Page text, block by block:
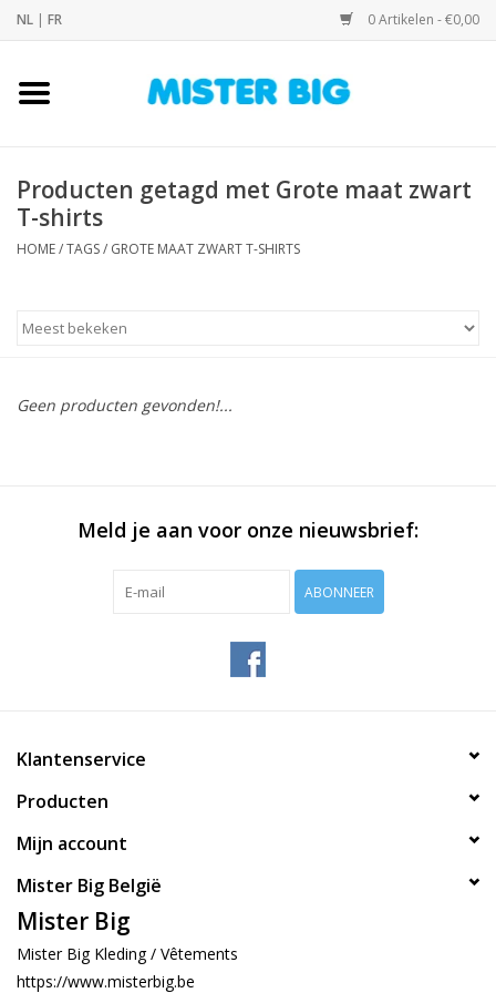
NL | FR 0 Artikelen - €0,00
Home
Onze Winkel
Merken
Producten getagd met Grote maat zwart
T-shirts
HOME/TAGS/ GROTE MAAT ZWART T-SHIRTS
Geen producten gevonden!...
Meld je aan voor onze nieuwsbrief:
ABONNEER
Klantenservice
Producten
Mijn account
Mister Big België
Mister Big
Mister Big Kleding / Vêtements
https://www.misterbig.be